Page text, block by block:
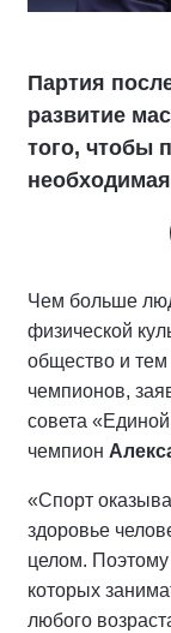
Партия
развитие
того, чтобы
Чем больше
физической
общество и
чемпионов,
совета
чемпион
«Спорт
здоровье
целом.
которых
любого